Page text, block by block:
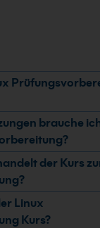
an
vorbereiten
in Linux-
brauche
der Besuch der
mindestens 6
haben.
der Kurs
du den
Linux
Kurs?